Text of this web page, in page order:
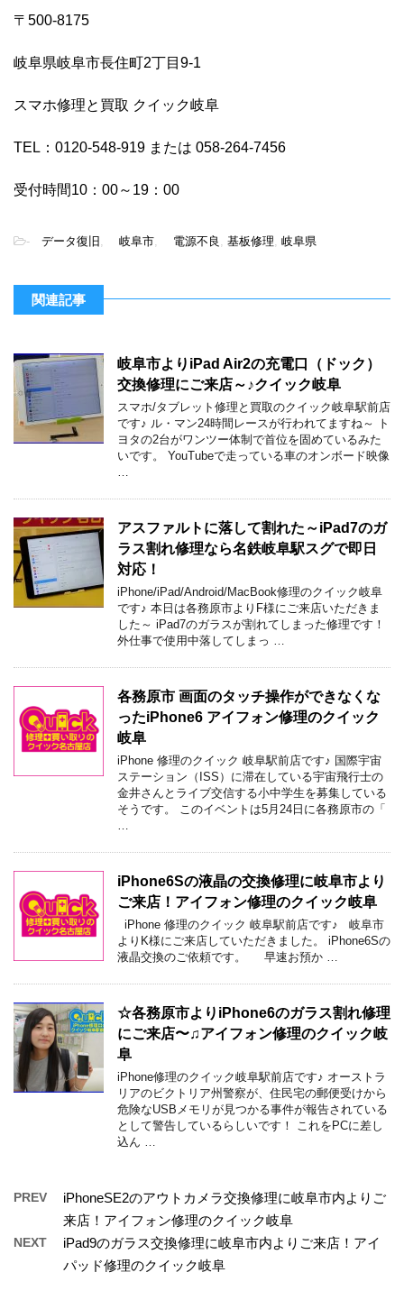
〒500-8175
岐阜県岐阜市長住町2丁目9-1
スマホ修理と買取 クイック岐阜
TEL：0120-548-919 または 058-264-7456
受付時間10：00～19：00
- データ復旧 岐阜市 電源不良 基板修理 岐阜県
関連記事
岐阜市よりiPad Air2の充電口（ドック）
交換修理にご来店～♪クイック岐阜
スマホ/タブレット修理と買取のクイック岐阜駅前店
です♪ ル・マン24時間レースが行われてますね～ ト
ヨタの2台がワンツー体制で首位を固めているみた
いです。 YouTubeで走っている車のオンボード映像
アスファルトに落して割れた～iPad7のガ
ラス割れ修理なら名鉄岐阜駅スグで即日
対応！
iPhone/iPad/Android/MacBook修理のクイック岐阜
です♪ 本日は各務原市よりF様にご来店いただきま
した～ iPad7のガラスが割れてしまった修理です！
外仕事で使用中落してしまっ …
各務原市 画面のタッチ操作ができなくな
ったiPhone6 アイフォン修理のクイック
岐阜
iPhone 修理のクイック 岐阜駅前店です♪ 国際宇宙
ステーション（ISS）に滞在している宇宙飛行士の
金井さんとライブ交信する小中学生を募集している
そうです。 このイベントは5月24日に各務原市の「
iPhone6Sの液晶の交換修理に岐阜市より
ご来店！アイフォン修理のクイック岐阜
iPhone 修理のクイック 岐阜駅前店です♪ 岐阜市
よりK様にご来店していただきました。 iPhone6Sの
液晶交換のご依頼です。 早速お預か …
☆各務原市よりiPhone6のガラス割れ修理
にご来店〜♫アイフォン修理のクイック岐
阜
iPhone修理のクイック岐阜駅前店です♪ オーストラ
リアのビクトリア州警察が、住民宅の郵便受けから
危険なUSBメモリが見つかる事件が報告されている
として警告しているらしいです！ これをPCに差し
込ん …
PREV
iPhoneSE2のアウトカメラ交換修理に岐阜市内よりご
来店！アイフォン修理のクイック岐阜
NEXT
iPad9のガラス交換修理に岐阜市内よりご来店！アイ
パッド修理のクイック岐阜